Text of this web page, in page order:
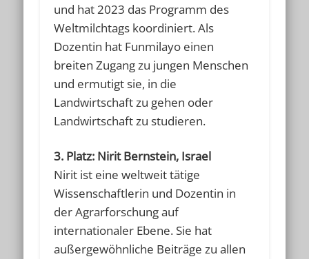
und hat 2023 das Programm des
Weltmilchtags koordiniert. Als
Dozentin hat Funmilayo einen
breiten Zugang zu jungen Menschen
und ermutigt sie, in die
Landwirtschaft zu gehen oder
Landwirtschaft zu studieren.
3. Platz: Nirit Bernstein, Israel
Nirit ist eine weltweit tätige
Wissenschaftlerin und Dozentin in
der Agrarforschung auf
internationaler Ebene. Sie hat
außergewöhnliche Beiträge zu allen